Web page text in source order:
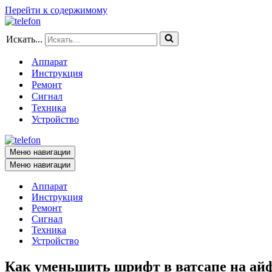
Перейти к содержимому
Искать...
Аппарат
Инструкция
Ремонт
Сигнал
Техника
Устройство
Меню навигации
Меню навигации
Аппарат
Инструкция
Ремонт
Сигнал
Техника
Устройство
Как уменьшить шрифт в ватсапе на